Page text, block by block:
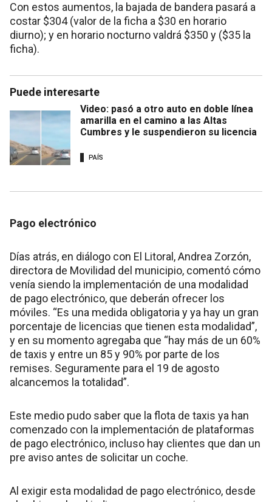
Con estos aumentos, la bajada de bandera pasará a
costar $304 (valor de la ficha a $30 en horario
diurno); y en horario nocturno valdrá $350 y ($35 la
ficha).
Puede interesarte
Video: pasó a otro auto en doble línea
amarilla en el camino a las Altas
Cumbres y le suspendieron su licencia
PAÍS
Pago electrónico
Días atrás, en diálogo con El Litoral, Andrea Zorzón,
directora de Movilidad del municipio, comentó cómo
venía siendo la implementación de una modalidad
de pago electrónico, que deberán ofrecer los
móviles. “Es una medida obligatoria y ya hay un gran
porcentaje de licencias que tienen esta modalidad”,
y en su momento agregaba que “hay más de un 60%
de taxis y entre un 85 y 90% por parte de los
remises. Seguramente para el 19 de agosto
alcancemos la totalidad”.
Este medio pudo saber que la flota de taxis ya han
comenzado con la implementación de plataformas
de pago electrónico, incluso hay clientes que dan un
pre aviso antes de solicitar un coche.
Al exigir esta modalidad de pago electrónico, desde